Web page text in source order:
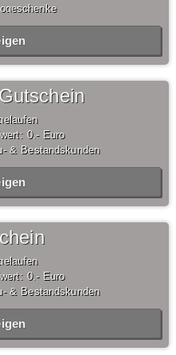
0,- Euro
& Bestandskunden
0,- Euro
& Bestandskunden